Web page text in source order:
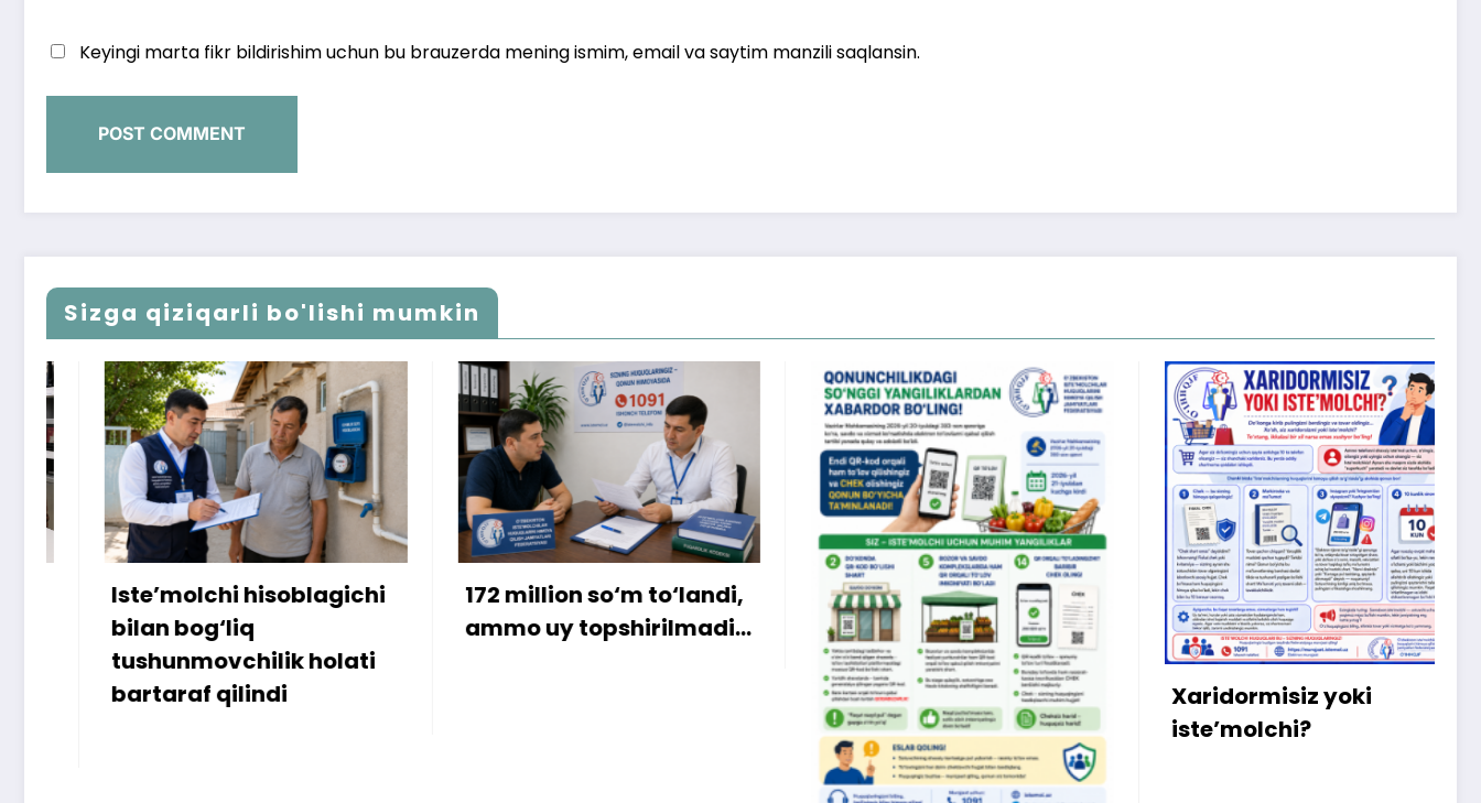
Keyingi marta fikr bildirishim uchun bu brauzerda mening ismim, email va saytim manzili saqlansin.
Sizga qiziqarli bo'lishi mumkin
Iste’molchi hisoblagichi
bilan bog‘liq
tushunmovchilik holati
bartaraf qilindi
172 million so‘m to‘landi,
ammo uy topshirilmadi…
Xaridormisiz yoki
iste’molchi?